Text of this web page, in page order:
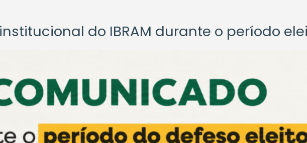
do IBRAM durante o período